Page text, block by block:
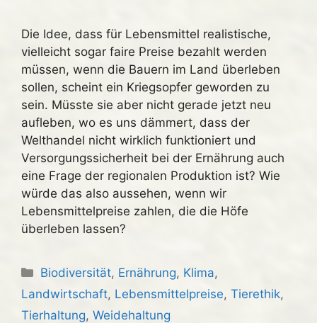
Die Idee, dass für Lebensmittel realistische,
vielleicht sogar faire Preise bezahlt werden
müssen, wenn die Bauern im Land überleben
sollen, scheint ein Kriegsopfer geworden zu
sein. Müsste sie aber nicht gerade jetzt neu
aufleben, wo es uns dämmert, dass der
Welthandel nicht wirklich funktioniert und
Versorgungssicherheit bei der Ernährung auch
eine Frage der regionalen Produktion ist? Wie
würde das also aussehen, wenn wir
Lebensmittelpreise zahlen, die die Höfe
überleben lassen?
Kategorien
Biodiversität, Ernährung, Klima,
Landwirtschaft, Lebensmittelpreise, Tierethik,
Tierhaltung, Weidehaltung